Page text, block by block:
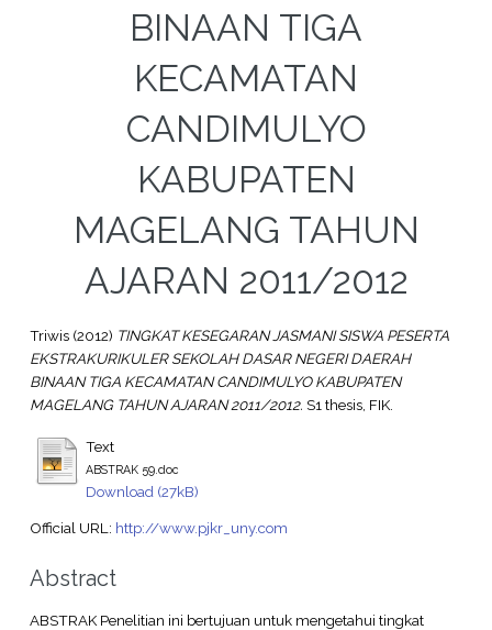
BINAAN TIGA
KECAMATAN
CANDIMULYO
KABUPATEN
MAGELANG TAHUN
AJARAN 2011/2012
Triwis(2012) TINGKAT KESEGARAN JASMANI SISWA PESERTA
EKSTRAKURIKULER SEKOLAH DASAR NEGERI DAERAH
BINAAN TIGA KECAMATAN CANDIMULYO KABUPATEN
MAGELANG TAHUN AJARAN 2011/2012. S1 thesis, FIK.
Text
ABSTRAK 59.doc
Download (27kB)
Official URL: http://www.pjkr_uny.com
Abstract
ABSTRAK Penelitian ini bertujuan untuk mengetahui tingkat